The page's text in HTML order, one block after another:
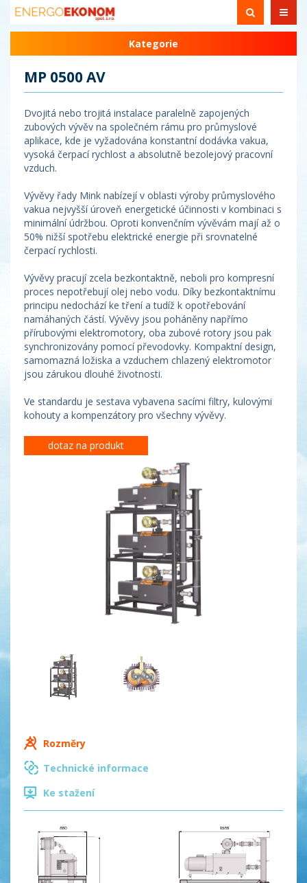
Kategorie
MP 0500 AV
Dvojitá nebo trojitá instalace paralelně zapojených
zubových vývěv na společném rámu pro průmyslové
aplikace, kde je vyžadována konstantní dodávka vakua,
vysoká čerpací rychlost a absolutně bezolejový pracovní
vzduch.
Vývěvy řady Mink nabízejí v oblasti výroby průmyslového
vakua nejvyšší úroveň energetické účinnosti v kombinaci s
minimální údržbou. Oproti konvenčním vývěvám mají až o
50% nižší spotřebu elektrické energie při srovnatelné
čerpací rychlosti.
Vývěvy pracují zcela bezkontaktně, neboli pro kompresní
proces nepotřebují olej nebo vodu. Díky bezkontaktnímu
principu nedochází ke tření a tudíž k opotřebování
namáhaných částí. Vývěvy jsou poháněny napřímo
přírubovými elektromotory, oba zubové rotory jsou pak
synchronizovány pomocí převodovky. Kompaktní design,
samomazná ložiska a vzduchem chlazený elektromotor
jsou zárukou dlouhé životnosti.
Ve standardu je sestava vybavena sacími filtry, kulovými
kohouty a kompenzátory pro všechny vývěvy.
dotaz na produkt
Rozměry
Technické informace
Ke stažení